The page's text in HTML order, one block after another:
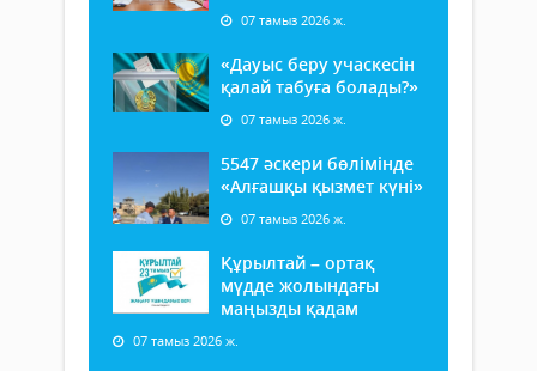
07 тамыз 2026 ж.
«Дауыс беру учаскесін
қалай табуға болады?»
07 тамыз 2026 ж.
5547 әскери бөлімінде
«Алғашқы қызмет күні»
07 тамыз 2026 ж.
Құрылтай – ортақ
мүдде жолындағы
маңызды қадам
07 тамыз 2026 ж.